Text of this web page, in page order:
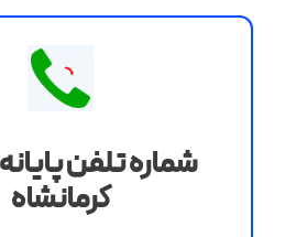
شماره تلفن
کرمانشاه